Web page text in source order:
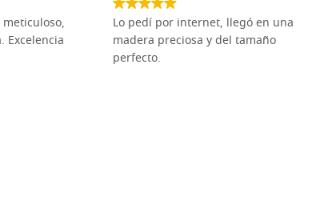
Excelencia
Lo pedí por internet, llegó en una
madera preciosa y del tamaño
perfecto.